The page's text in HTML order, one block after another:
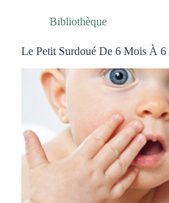
Bibliothèque
Le Petit Surdoué De 6 Mois À 6